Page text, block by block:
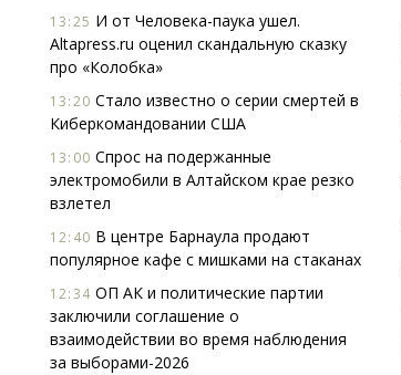
13:25 И от Человека-паука ушел.
Altapress.ru оценил скандальную сказку
про «Колобка»
13:20 Стало известно о серии смертей в
Киберкомандовании США
13:00 Спрос на подержанные
электромобили в Алтайском крае резко
взлетел
12:40 В центре Барнаула продают
популярное кафе с мишками на стаканах
12:34 ОП АК и политические партии
заключили соглашение о
взаимодействии во время наблюдения
за выборами-2026